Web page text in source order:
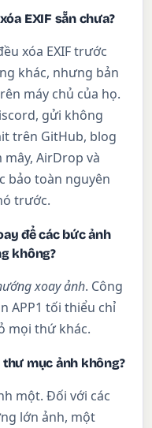
EXIF sẵn chưa?
xóa EXIF trước
khác, nhưng bản
máy chủ của họ.
gửi không
trên GitHub, blog
AirDrop và
bảo toàn nguyên
trước.
để các bức ảnh
không?
xoay ảnh. Công
APP1 tối thiểu chỉ
mọi thứ khác.
mục ảnh không?
một. Đối với các
lớn ảnh, một